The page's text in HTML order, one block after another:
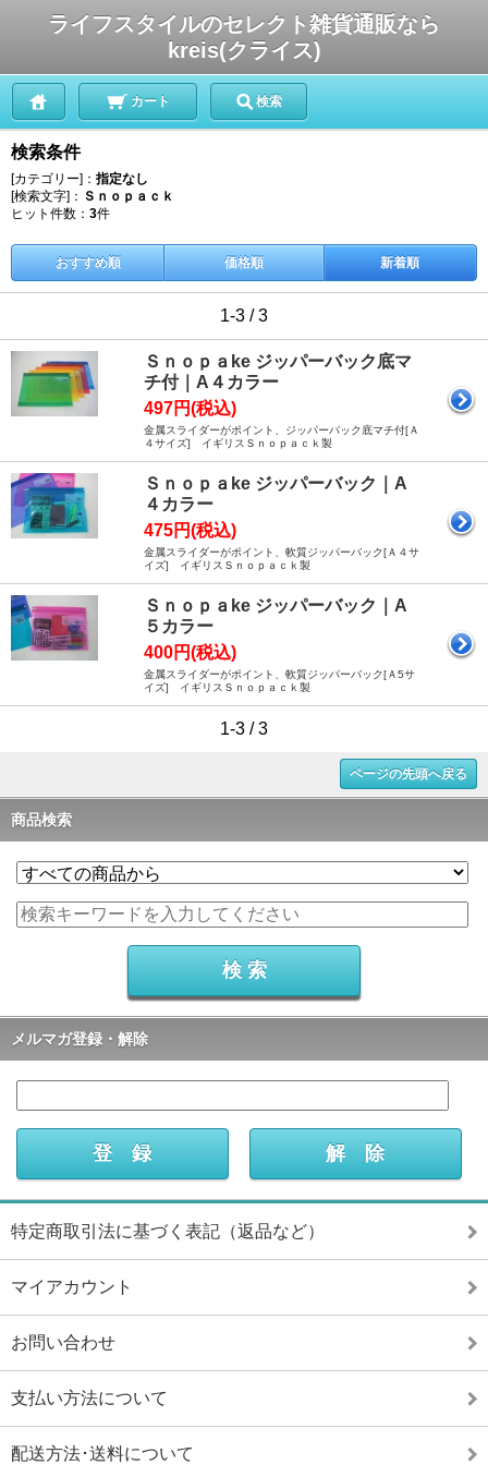
ライフスタイルのセレクト雑貨通販なら
kreis(クライス)
カート 検索
検索条件
[カテゴリー]： 指定なし
[検索文字]： Ｓｎｏｐａｃｋ
ヒット件数： 3件
おすすめ順 価格順 新着順
1-3 / 3
Ｓｎｏｐａke ジッパーバック底マ
チ付｜A４カラー
497円(税込)
金属スライダーがポイント、ジッパーバック底マチ付[Ａ
４サイズ] イギリスＳｎｏｐａｃｋ製
Ｓｎｏｐａke ジッパーバック｜A
４カラー
475円(税込)
金属スライダーがポイント、軟質ジッパーバック[Ａ４サ
イズ] イギリスＳｎｏｐａｃｋ製
Ｓｎｏｐａke ジッパーバック｜A
５カラー
400円(税込)
金属スライダーがポイント、軟質ジッパーバック[Ａ5サ
イズ] イギリスＳｎｏｐａｃｋ製
1-3 / 3
ページの先頭へ戻る
商品検索
メルマガ登録・解除
特定商取引法に基づく表記（返品など）
マイアカウント
お問い合わせ
支払い方法について
配送方法･送料について